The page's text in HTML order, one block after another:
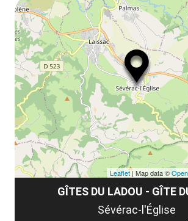
GÎTES DU LADOU - GÎTE
Sévérac-l'Église
Leaflet| Map data ©